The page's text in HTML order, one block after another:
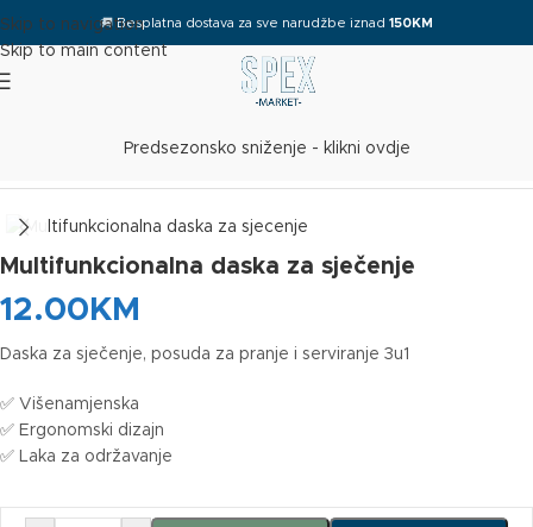
Skip to navigation
Skip to main content
🚚Besplatna dostava za sve narudžbe iznad 150KM
Predsezonsko sniženje - klikni ovdje
Multifunkcionalna daska za sječenje
12.00 KM
Daska za sječenje, posuda za pranje i serviranje 3u1
✅ Višenamjenska
✅ Ergonomski dizajn
✅ Laka za održavanje